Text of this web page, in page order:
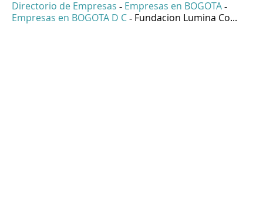
Directorio de Empresas - Empresas en BOGOTA -
Empresas en BOGOTA D C - Fundacion Lumina Co...